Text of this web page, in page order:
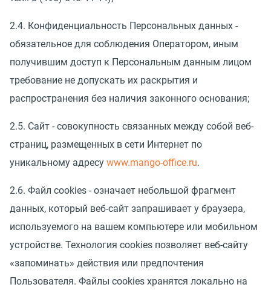
2.4. Конфиденциальность Персональных данных -
обязательное для соблюдения Оператором, иным
получившим доступ к Персональным данным лицом
требование не допускать их раскрытия и
распространения без наличия законного основания;
2.5. Сайт - совокупность связанных между собой веб-
страниц, размещенных в сети Интернет по
уникальному адресу www.mango-office.ru.
2.6. Файл cookies - означает небольшой фрагмент
данных, который веб-сайт запрашивает у браузера,
используемого на вашем компьютере или мобильном
устройстве. Технология cookies позволяет веб-сайту
«запоминать» действия или предпочтения
Пользователя. Файлы cookies хранятся локально на